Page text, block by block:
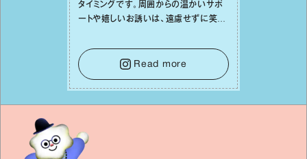
タイミングです。周囲からの温かいサポ
ートや嬉しいお誘いは、遠慮せずに笑顔
せになっていくイメージを持って⼀歩を
踏み出して。⼀⼈⼀⼈の良いところが混
ざり合い、ハッピーな未来が形作られて
いきます。
Read more